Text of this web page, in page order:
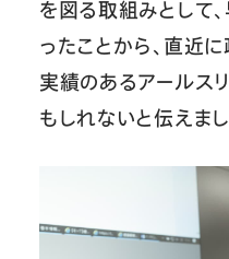
を図る取組みとして
ったことから、直近
実績のあるアールス
もしれないと伝えまし